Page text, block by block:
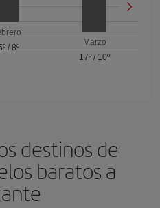
/ 8º
Marzo
17º / 10º
destinos de
baratos a